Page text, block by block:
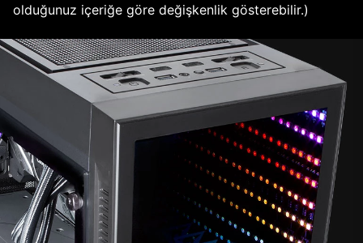
olduğunuz içeriğe göre değişkenlik gösterebilir.)